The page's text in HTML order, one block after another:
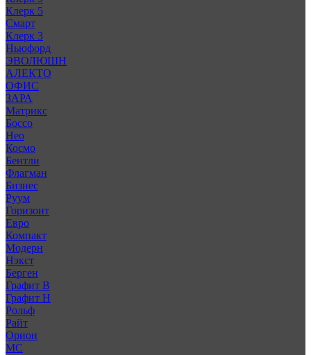
Клерк 5
Смарт
Клерк 3
Ньюфорд
ЭВОЛЮШН
АЛЕКТО
ОФИС
ЗАРА
Матрикс
Боссо
Нео
Космо
Бентли
Флагман
Бизнес
Руум
Горизонт
Евро
Компакт
Модерн
Нэкст
Берген
Графит В
Графит Н
Рольф
Райт
Орион
МС